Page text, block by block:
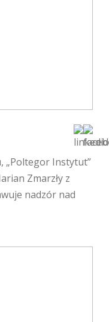
„Poltegor Instytut”
Zmarzły z
nadzór nad